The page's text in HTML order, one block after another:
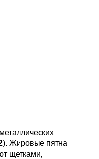
). Жировые пятна
щетками,